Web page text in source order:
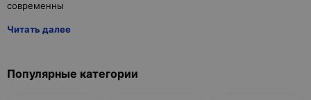
Читать далее
Популярные категории